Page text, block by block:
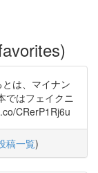
は、マイナン
ではフェイクニ
CRerP1Rj6u
稿一覧)